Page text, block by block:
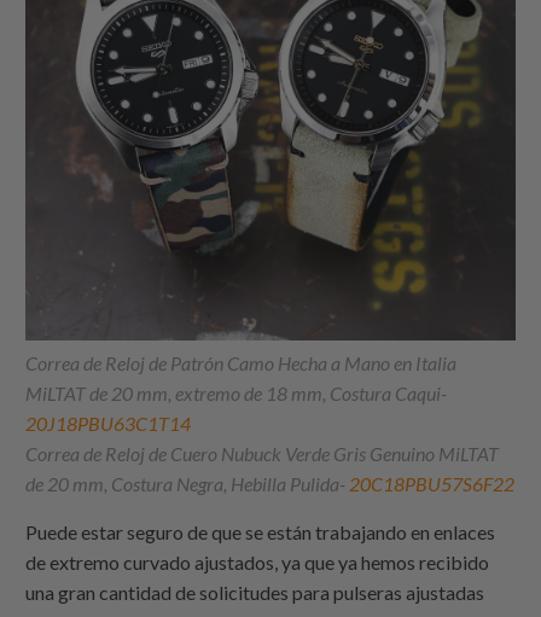
Correa de Reloj de Patrón Camo Hecha a Mano en Italia
MiLTAT de 20 mm, extremo de 18 mm, Costura Caqui-
20J18PBU63C1T14
Correa de Reloj de Cuero Nubuck Verde Gris Genuino MiLTAT
de 20 mm, Costura Negra, Hebilla Pulida- 20C18PBU57S6F22
Puede estar seguro de que se están trabajando en enlaces
de extremo curvado ajustados, ya que ya hemos recibido
una gran cantidad de solicitudes para pulseras ajustadas